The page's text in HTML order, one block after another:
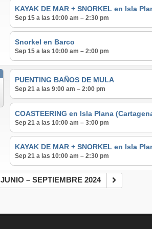
KAYAK DE MAR + SNORKEL en Isla
Sep 15 a las 10:00 am – 2:30 pm
Snorkel en Barco
Sep 15 a las 10:00 am – 2:00 pm
PUENTING BAÑOS DE MULA
Sep 21 a las 9:00 am – 2:00 pm
COASTEERING en Isla Plana
Sep 21 a las 10:00 am – 3:00 pm
KAYAK DE MAR + SNORKEL en Isla
Sep 21 a las 10:00 am – 2:30 pm
JUNIO – SEPTIEMBRE 2024